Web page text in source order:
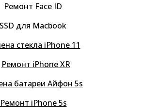
Ремонт iPhone XR
Ремонт Face ID
Ремонт iPhone 5s
стекла iPhone 11
батареи Айфон 5s
SSD для Macbook